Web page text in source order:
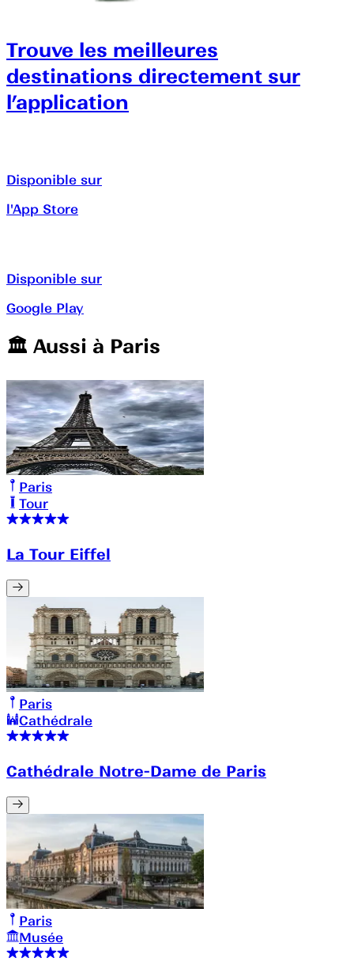
Trouve les meilleures
destinations directement sur
l’application
Disponible sur
l'App Store
Disponible sur
Google Play
🏛️️ Aussi à Paris
Paris
Tour
La Tour Eiffel
Paris
Cathédrale
Cathédrale Notre-Dame de Paris
Paris
Musée